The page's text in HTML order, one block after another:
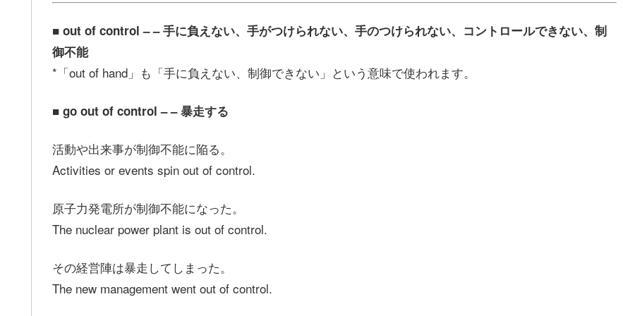
■ out of control – – 手に負えない、手がつけられない、手のつけられない、コントロールできない、制
御不能
*「out of hand」も「手に負えない、制御できない」という意味で使われます。
■ go out of control – – 暴走する
活動や出来事が制御不能に陥る。
Activities or events spin out of control.
原子力発電所が制御不能になった。
The nuclear power plant is out of control.
その経営陣は暴走してしまった。
The new management went out of control.